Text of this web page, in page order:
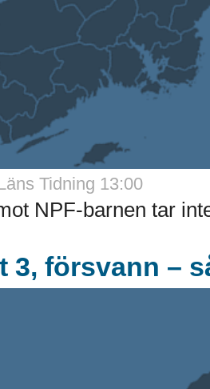
Tidning 13:00
NPF-barnen tar
3, försvann –